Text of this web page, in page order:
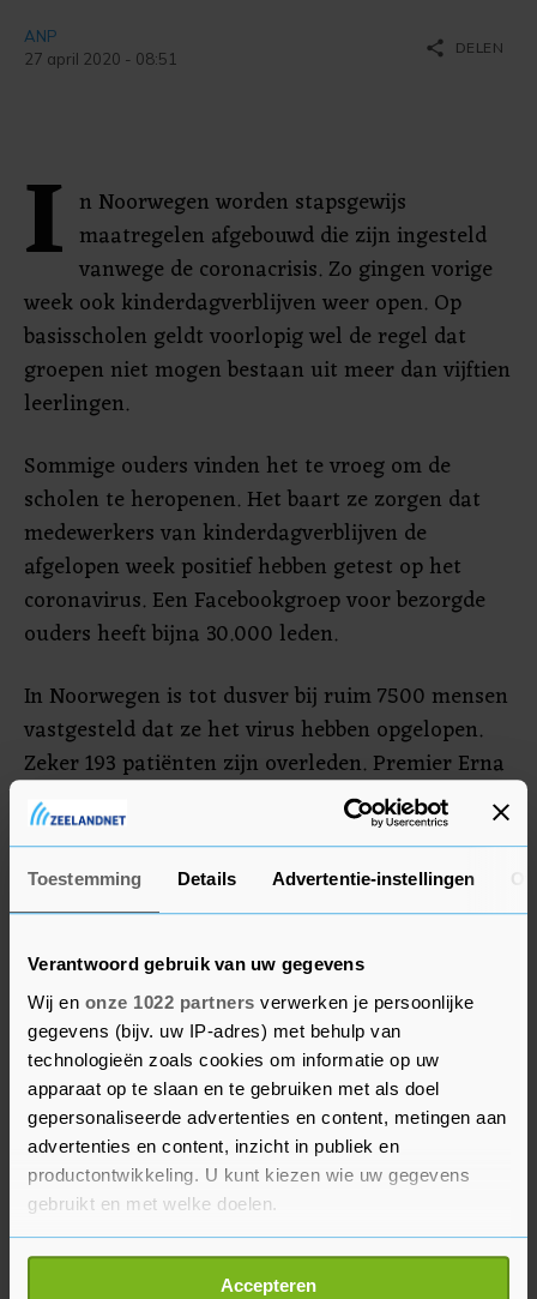
Toestemming Details Advertentie-instellingen
Verantwoord gebruik van uw gegevens
Wij en onze 1022 partners verwerken je persoonlijke
gegevens (bijv. uw IP-adres) met behulp van
technologieën zoals cookies om informatie op uw
apparaat op te slaan en te gebruiken met als doel
gepersonaliseerde advertenties en content, metingen aan
advertenties en content, inzicht in publiek en
productontwikkeling. U kunt kiezen wie uw gegevens
gebruikt en met welke doelen.
Als u het toestaat, willen we ook graag:
Informatie verzamelen over uw geografische
Accepteren
ANP
27 april 2020 - 08:51
share DELEN
I n Noorwegen worden stapsgewijs
maatregelen afgebouwd die zijn ingesteld
vanwege de coronacrisis. Zo gingen vorige
week ook kinderdagverblijven weer open. Op
basisscholen geldt voorlopig wel de regel dat
groepen niet mogen bestaan uit meer dan vijftien
leerlingen.
Sommige ouders vinden het te vroeg om de
scholen te heropenen. Het baart ze zorgen dat
medewerkers van kinderdagverblijven de
afgelopen week positief hebben getest op het
coronavirus. Een Facebookgroep voor bezorgde
ouders heeft bijna 30.000 leden.
In Noorwegen is tot dusver bij ruim 7500 mensen
vastgesteld dat ze het virus hebben opgelopen.
Zeker 193 patiënten zijn overleden. Premier Erna
Solberg waarschuwde vrijdag dat ook de
komende tijd hard gewerkt moet worden om de
verspreiding van het virus tegen te gaan.